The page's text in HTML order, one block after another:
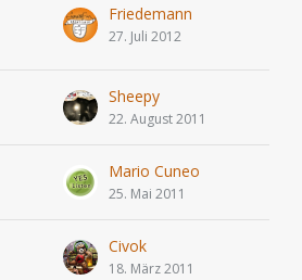
Friedemann
27. Juli 2012
Sheepy
22. August 2011
Mario Cuneo
25. Mai 2011
Civok
18. März 2011